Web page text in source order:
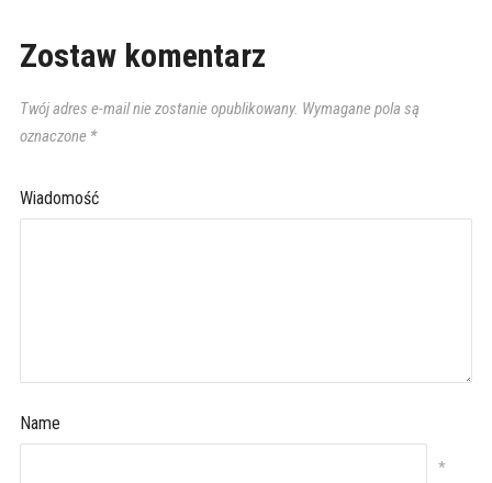
Zostaw komentarz
Twój adres e-mail nie zostanie opublikowany. Wymagane pola są
oznaczone *
Wiadomość
Name
*